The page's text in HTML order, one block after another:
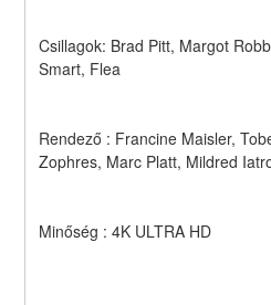
Csillagok: Brad Pitt, Margot
Smart, Flea
Rendező : Francine Maisler,
Zophres, Marc Platt, Mildred
Minőség : 4K ULTRA HD